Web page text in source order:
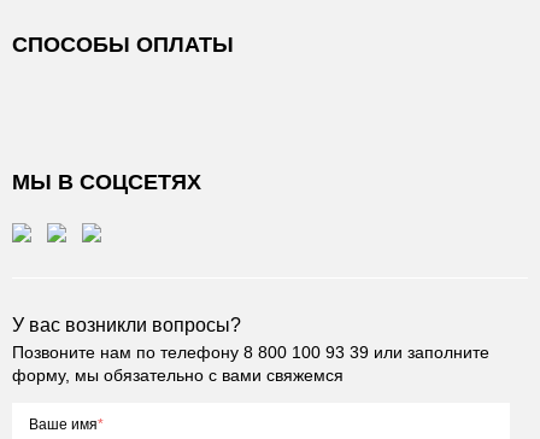
СПОСОБЫ ОПЛАТЫ
МЫ В СОЦСЕТЯХ
У вас возникли вопросы?
Позвоните нам по телефону 8 800 100 93 39 или заполните
форму, мы обязательно с вами свяжемся
Ваше имя